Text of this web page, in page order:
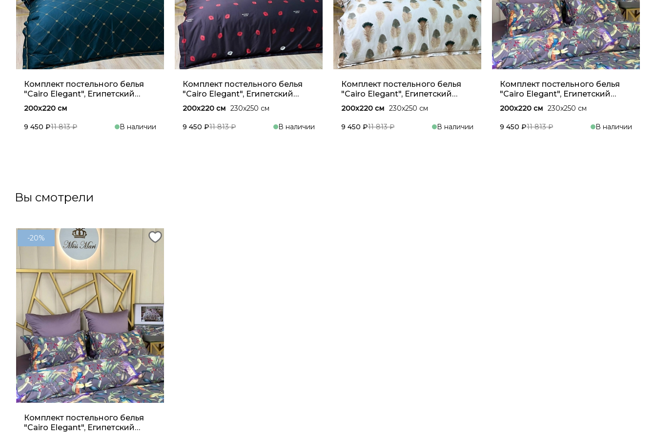
Комплект постельного белья
"Cairo Elegant", Египетский
хлопок, Тёмный изумруд
200x220 см
9 450 ₽11 813 ₽ В наличии
Комплект постельного белья
"Cairo Elegant", Египетский
хлопок, Алый
200x220 см 230x250 см
9 450 ₽11 813 ₽ В наличии
Комплект постельного белья
"Cairo Elegant", Египетский
хлопок, Песочный беж
200x220 см 230x250 см
9 450 ₽11 813 ₽ В наличии
Комплект постельного белья
"Cairo Elegant", Египетский
хлопок, Фиолетовый
200x220 см 230x250 см
9 450 ₽11 813 ₽ В наличии
Вы смотрели
-20%
Комплект постельного белья
"Cairo Elegant", Египетский